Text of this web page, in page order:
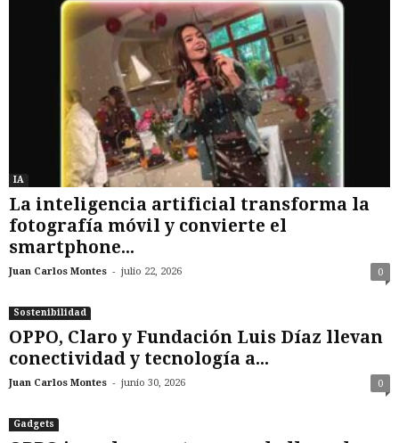
IA
La inteligencia artificial transforma la
fotografía móvil y convierte el
smartphone...
Juan Carlos Montes - julio 22, 2026 0
Sostenibilidad
OPPO, Claro y Fundación Luis Díaz llevan
conectividad y tecnología a...
Juan Carlos Montes - junio 30, 2026 0
Gadgets